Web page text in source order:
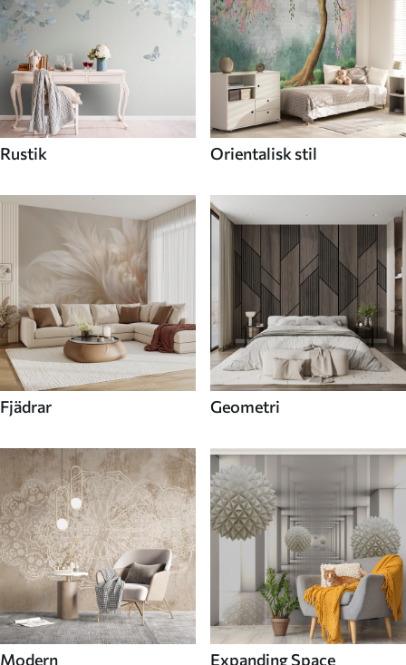
Rustik Orientalisk stil
Fjädrar Geometri
Modern Expanding Space